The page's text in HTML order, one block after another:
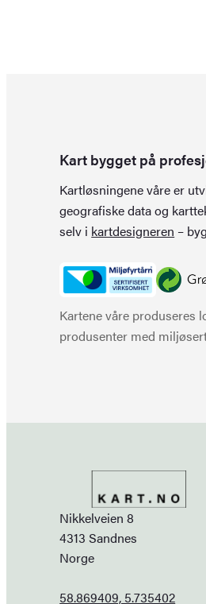
Kart bygget på
Kartløsningene våre er
geografiske data og
selv i kartdesigneren –
Kartene våre produseres
produsenter med
Nikkelveien 8
4313 Sandnes
Norge
58.869409, 5.735402